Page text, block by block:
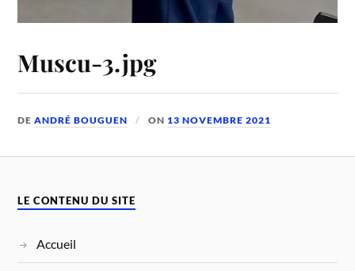
Muscu-3.jpg
DEANDRÉ BOUGUEN ON 13 NOVEMBRE 2021
LE CONTENU DU SITE
Accueil